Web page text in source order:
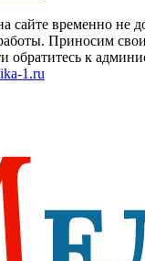
сайте временно не
Приносим
обратитесь к
1.ru